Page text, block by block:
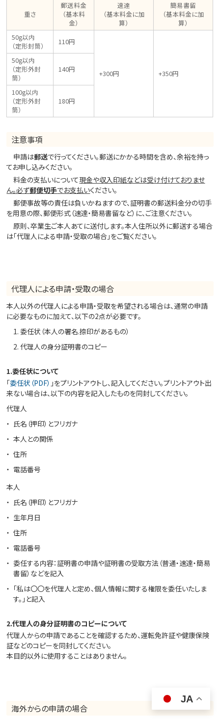
重さ
郵送料金
（基本料
金）
速達
（基本料金に加
算）
簡易書留
（基本料金に加
算）
50g以内
（定形封筒）
110円
+300円 +350円
50g以内
（定形外封
筒）
140円
100g以内
（定形外封
筒）
180円
注意事項
申請は郵送で行ってください。郵送にかかる時間を含め、余裕を持っ
てお申し込みください。
料金の支払いについて現金や収入印紙などは受け付けておりませ
ん。必ず郵便切手でお支払いください。
郵便事故等の責任は負いかねますので、証明書の郵送料金分の切手
を用意の際、郵便形式（速達・簡易書留など）に、ご注意ください。
原則、卒業生ご本人あてに送付します。本人住所以外に郵送する場合
は「代理人による申請・受取の場合」をご覧ください。
代理人による申請・受取の場合
本人以外の代理人による申請・受取を希望される場合は、通常の申請
に必要なものに加えて、以下の2点が必要です。
委任状（本人の署名.捺印があるもの）
代理人の身分証明書のコピー
1.委任状について
「委任状（PDF） 」をプリントアウトし、記入してください。プリントアウト出
来ない場合は、以下の内容を記入したものを同封してください。
代理人
氏名（押印）とフリガナ
本人との関係
住所
電話番号
本人
氏名（押印）とフリガナ
生年月日
住所
電話番号
委任する内容：証明書の申請や証明書の受取方法（普通・速達・簡易
書留）などを記入
「私は〇〇を代理人と定め、個人情報に関する権限を委任いたしま
す。」と記入
2.代理人の身分証明書のコピーについて
代理人からの申請であることを確認するため、運転免許証や健康保険
証などのコピーを同封してください。
本目的以外に使用することはありません。
海外からの申請の場合
JA